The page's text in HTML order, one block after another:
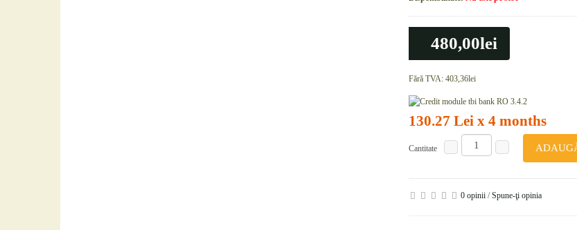
480,00lei
Fără TVA: 403,36lei
130.27 Lei x 4 months
Cantitate
0 opinii/Spune-ţi opinia